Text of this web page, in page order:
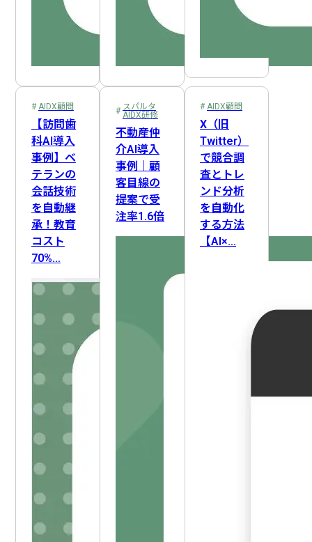
AIDX顧問
【訪問歯
科AI導入
事例】ベ
テランの
会話技術
を自動継
承！教育
コスト
70%…
スパルタ
AIDX研修
不動産仲
介AI導入
事例｜顧
客目線の
提案で受
注率1.6倍
AIDX顧問
X（旧
Twitter）
で競合調
査とトレ
ンド分析
を自動化
する方法
【AI×…